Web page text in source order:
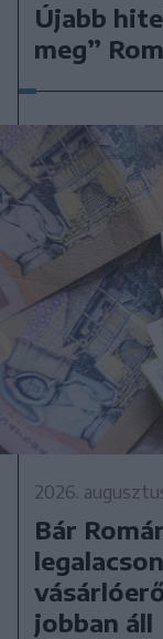
Újabb
meg”
2026.
Bár
jobban áll